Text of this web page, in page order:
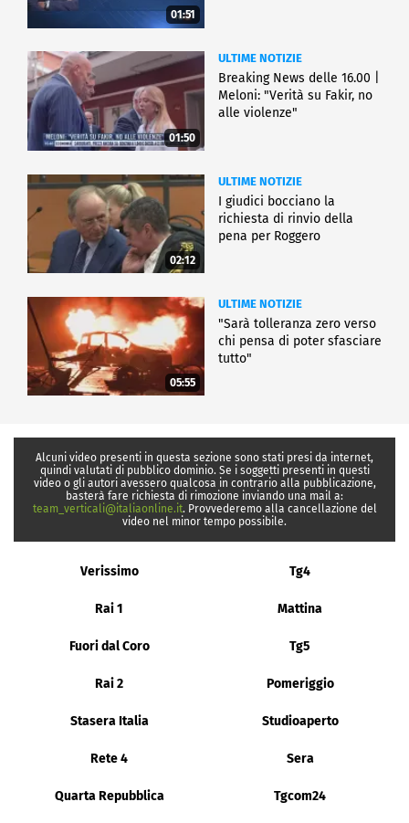
01:51
01:50
ULTIME NOTIZIE
Breaking News delle 16.00 |
Meloni: "Verità su Fakir, no
alle violenze"
02:12
ULTIME NOTIZIE
I giudici bocciano la
richiesta di rinvio della
pena per Roggero
05:55
ULTIME NOTIZIE
"Sarà tolleranza zero verso
chi pensa di poter sfasciare
tutto"
Alcuni video presenti in questa sezione sono stati presi da internet,
quindi valutati di pubblico dominio. Se i soggetti presenti in questi
video o gli autori avessero qualcosa in contrario alla pubblicazione,
basterà fare richiesta di rimozione inviando una mail a:
team_verticali@italiaonline.it. Provvederemo alla cancellazione del
video nel minor tempo possibile.
Verissimo Tg4
Rai 1 Mattina
Fuori dal Coro Tg5
Rai 2 Pomeriggio
Stasera Italia Studioaperto
Rete 4 Sera
Quarta Repubblica Tgcom24